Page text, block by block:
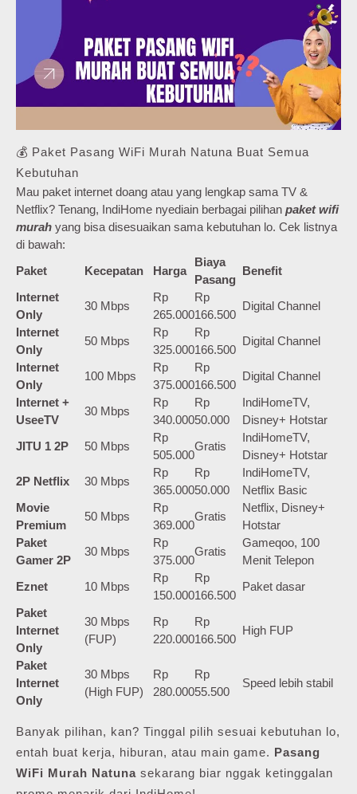
💰 Paket Pasang WiFi Murah Natuna Buat Semua
Kebutuhan
Mau paket internet doang atau yang lengkap sama TV &
Netflix? Tenang, IndiHome nyediain berbagai pilihan paket wifi
murah yang bisa disesuaikan sama kebutuhan lo. Cek listnya
di bawah:
Paket
Kecepatan Harga
Biaya
Pasang
Benefit
Internet
Only
30 Mbps
Rp
265.000
Rp
166.500
Digital Channel
Internet
Only
50 Mbps
Rp
325.000
Rp
166.500
Digital Channel
Internet
Only
100 Mbps
Rp
375.000
Rp
166.500
Digital Channel
Internet +
UseeTV
30 Mbps
Rp
340.000
Rp
50.000
IndiHomeTV,
Disney+ Hotstar
JITU 1 2P
50 Mbps
Rp
505.000
Gratis
IndiHomeTV,
Disney+ Hotstar
2P Netflix
30 Mbps
Rp
365.000
Rp
50.000
IndiHomeTV,
Netflix Basic
Movie
Premium
50 Mbps
Rp
369.000
Gratis
Netflix, Disney+
Hotstar
Paket
Gamer 2P
30 Mbps
Rp
375.000
Gratis
Gameqoo, 100
Menit Telepon
Eznet
10 Mbps
Rp
150.000
Rp
166.500
Paket dasar
Paket
Internet
Only
30 Mbps
(FUP)
Rp
220.000
Rp
166.500
High FUP
Paket
Internet
Only
30 Mbps
(High FUP)
Rp
280.000
Rp
55.500
Speed lebih stabil
Banyak pilihan, kan? Tinggal pilih sesuai kebutuhan lo,
entah buat kerja, hiburan, atau main game. Pasang
WiFi Murah Natuna sekarang biar nggak ketinggalan